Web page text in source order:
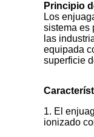
Principio
Los
sistema es
las
equipada
superficie
1. El
ionizado